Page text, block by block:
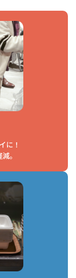
に！
。